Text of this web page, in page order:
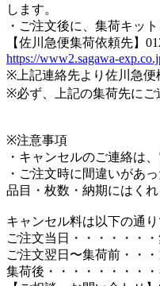
します。
・ご注文後に、集荷キッ
【佐川急便集荷依頼先】
https://www2.sagawa-
※上記連絡先より佐川急便
※必ず、上記の集荷先にご
※注意事項
・キャンセルのご連絡は
・ご注文時に間違いがあ
品目・枚数・納期にはくれ
キャンセル料は以下の通り
ご注文当日・・・・・・
ご注文翌日〜集荷前・・・
集荷後・・・・・・・・